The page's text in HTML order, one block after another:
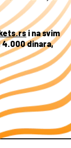
i na svim
4.000 dinara,